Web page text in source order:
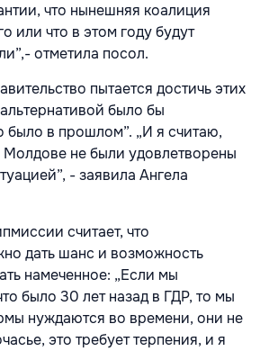
что нынешняя коалиция
или что в этом году будут
отметила посол.
пытается достичь этих
было бы
было в прошлом”. „И я считаю,
не были удовлетворены
- заявила Ангела
считает, что
дать шанс и возможность
намеченное: „Если мы
было 30 лет назад в ГДР, то мы
нуждаются во времени, они не
это требует терпения, и я